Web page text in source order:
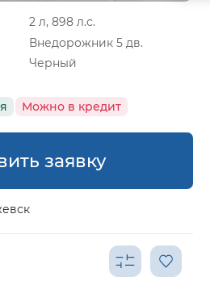
2 л, 898 л.с.
Внедорожник 5 дв.
Черный
Можно в кредит
заявку